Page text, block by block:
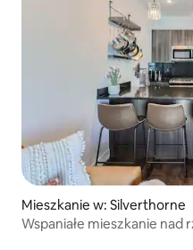
Mieszkanie w: Silverthorne
Wspaniałe mieszkanie nad